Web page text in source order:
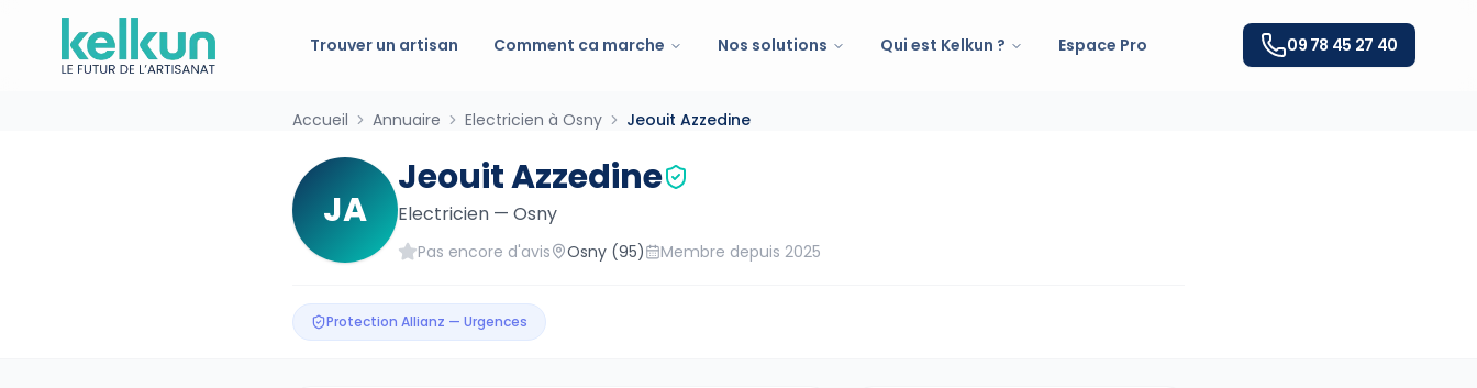
Trouver un artisan Comment ca marche Nos solutions Qui est Kelkun ? Espace Pro 09 78 45 27 40
Accueil Annuaire Electricien à Osny Jeouit Azzedine
JA
Jeouit Azzedine
Electricien — Osny
Pas encore d'avis Osny (95) Membre depuis 2025
Protection Allianz — Urgences